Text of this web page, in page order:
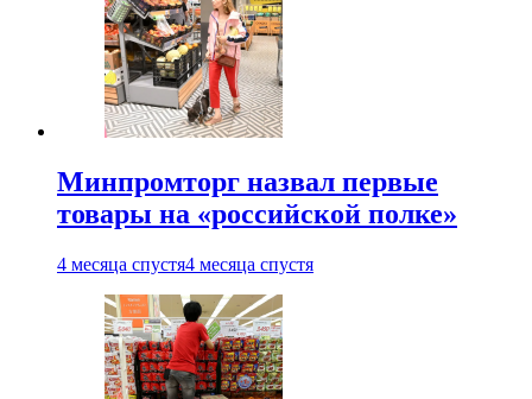
Минпромторг назвал первые
товары на «российской полке»
4 месяца спустя4 месяца спустя